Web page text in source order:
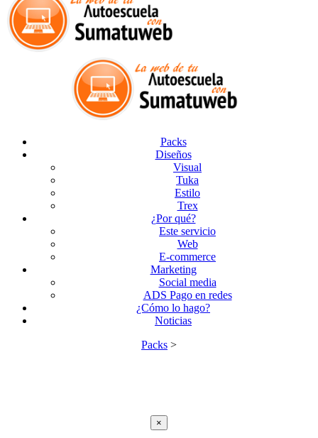
Packs
Diseños
Visual
Tuka
Estilo
Trex
¿Por qué?
Este servicio
Web
E-commerce
Marketing
Social media
ADS Pago en redes
¿Cómo lo hago?
Noticias
Packs >
×